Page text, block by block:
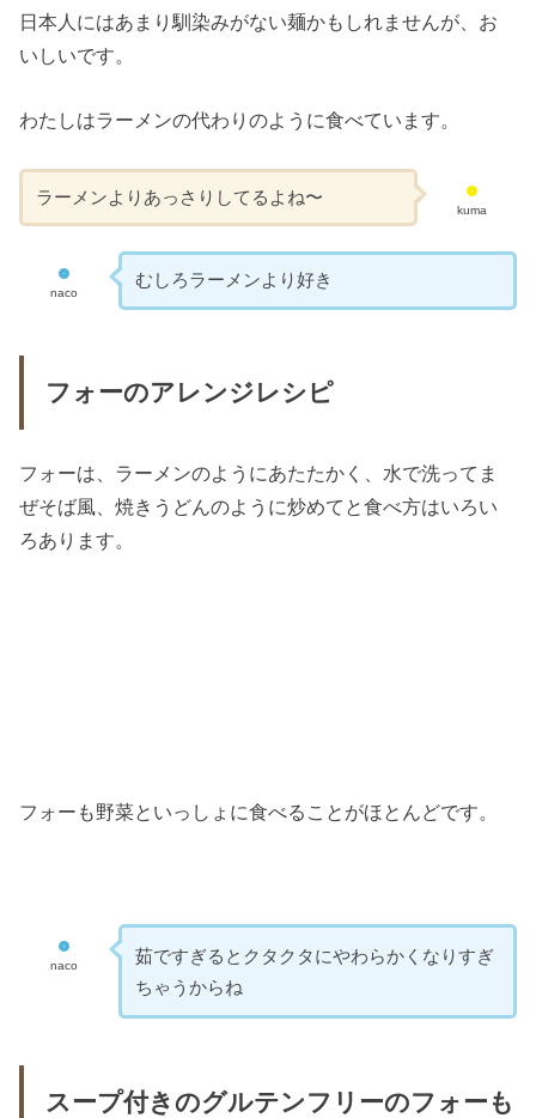
日本人にはあまり馴染みがない麺かもしれませんが、お
いしいです。
わたしはラーメンの代わりのように食べています。
kuma
ラーメンよりあっさりしてるよね〜
naco
むしろラーメンより好き
フォーのアレンジレシピ
フォーは、ラーメンのようにあたたかく、水で洗ってま
ぜそば風、焼きうどんのように炒めてと食べ方はいろい
ろあります。
フォーも野菜といっしょに食べることがほとんどです。
naco
茹ですぎるとクタクタにやわらかくなりすぎ
ちゃうからね
スープ付きのグルテンフリーのフォーも